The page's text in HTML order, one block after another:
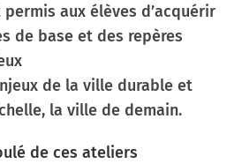
permis aux élèves d’acquérir
de base et des repères
de la ville durable et
la ville de demain.
de ces ateliers